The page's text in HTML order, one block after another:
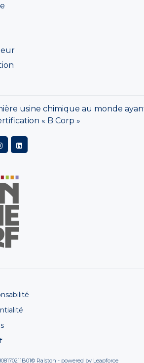
usine chimique au monde
« B Corp »
© Ralston - powered by Leapforce